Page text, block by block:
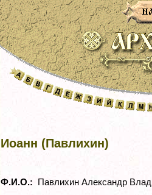
Иоанн (Павлихин)
Ф.И.О.: Павлихин Александр